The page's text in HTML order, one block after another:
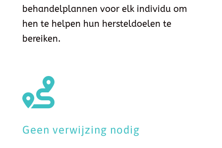
behandelplannen voor elk individu om
hen te helpen hun hersteldoelen te
bereiken.

Geen verwijzing nodig